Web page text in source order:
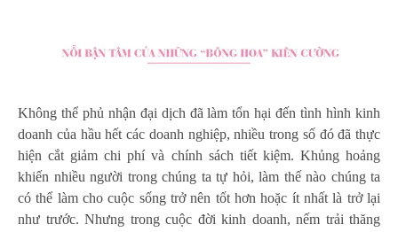
Không thể phủ nhận đại dịch đã làm tổn hại đến tình hình kinh
doanh của hầu hết các doanh nghiệp, nhiều trong số đó đã thực
hiện cắt giảm chi phí và chính sách tiết kiệm. Khủng hoảng
khiến nhiều người trong chúng ta tự hỏi, làm thế nào chúng ta
có thể làm cho cuộc sống trở nên tốt hơn hoặc ít nhất là trở lại
như trước. Nhưng trong cuộc đời kinh doanh, nếm trải thăng